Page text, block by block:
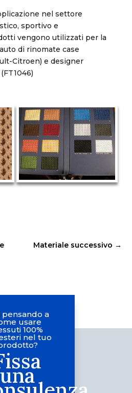
nel settore
sportivo e
vengono utilizzati per la
di rinomate case
Citroen) e designer
Materiale successivo →
pensando a
usare
100%
nel tuo
una